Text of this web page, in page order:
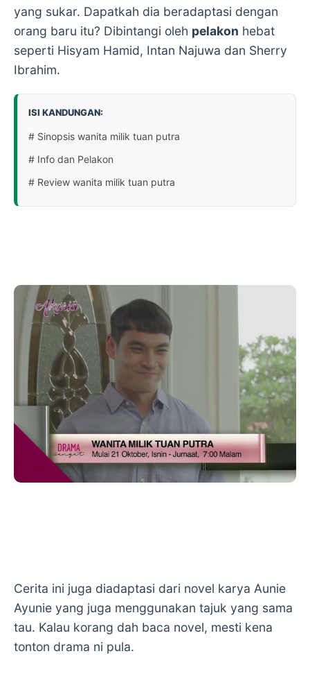
yang sukar. Dapatkah dia beradaptasi dengan
orang baru itu? Dibintangi oleh pelakon hebat
seperti Hisyam Hamid, Intan Najuwa dan Sherry
Ibrahim.
ISI KANDUNGAN:
# Sinopsis wanita milik tuan putra
# Info dan Pelakon
# Review wanita milik tuan putra
Cerita ini juga diadaptasi dari novel karya Aunie
Ayunie yang juga menggunakan tajuk yang sama
tau. Kalau korang dah baca novel, mesti kena
tonton drama ni pula.